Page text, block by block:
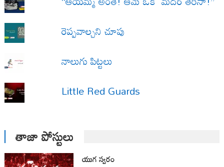
రెప్పవాల్చని చూపు
నాలుగు పిట్టలు
Little Red Guards
తాజా పోస్టులు
యుగ స్వ‌రం